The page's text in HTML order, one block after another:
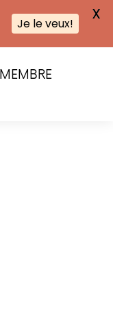
MEMBRE
Je le veux!
X